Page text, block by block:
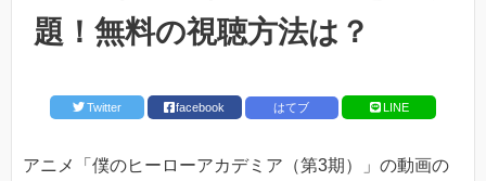
題！無料の視聴方法は？
Twitter facebook はてブ LINE
アニメ「僕のヒーローアカデミア（第3期）」の動画の